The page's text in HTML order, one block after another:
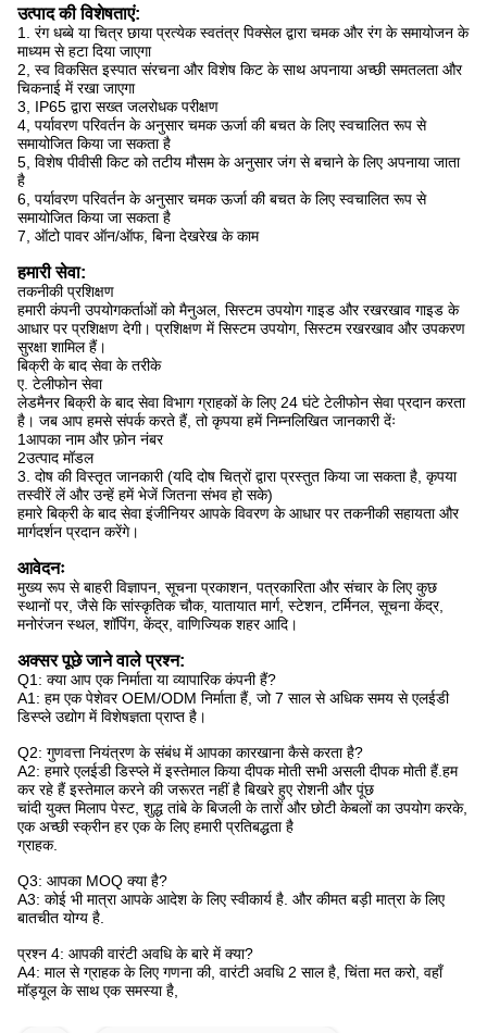
उत्पाद की विशेषताएं:
1. रंग धब्बे या चित्र छाया प्रत्येक स्वतंत्र पिक्सेल द्वारा चमक और रंग के समायोजन के
माध्यम से हटा दिया जाएगा
2, स्व विकसित इस्पात संरचना और विशेष किट के साथ अपनाया अच्छी समतलता और
चिकनाई में रखा जाएगा
3, IP65 द्वारा सख्त जलरोधक परीक्षण
4, पर्यावरण परिवर्तन के अनुसार चमक ऊर्जा की बचत के लिए स्वचालित रूप से
समायोजित किया जा सकता है
5, विशेष पीवीसी किट को तटीय मौसम के अनुसार जंग से बचाने के लिए अपनाया जाता
है
6, पर्यावरण परिवर्तन के अनुसार चमक ऊर्जा की बचत के लिए स्वचालित रूप से
समायोजित किया जा सकता है
7, ऑटो पावर ऑन/ऑफ, बिना देखरेख के काम
हमारी सेवा:
तकनीकी प्रशिक्षण
हमारी कंपनी उपयोगकर्ताओं को मैनुअल, सिस्टम उपयोग गाइड और रखरखाव गाइड के
आधार पर प्रशिक्षण देगी। प्रशिक्षण में सिस्टम उपयोग, सिस्टम रखरखाव और उपकरण
सुरक्षा शामिल हैं।
बिक्री के बाद सेवा के तरीके
ए. टेलीफोन सेवा
लेडमैनर बिक्री के बाद सेवा विभाग ग्राहकों के लिए 24 घंटे टेलीफोन सेवा प्रदान करता
है। जब आप हमसे संपर्क करते हैं, तो कृपया हमें निम्नलिखित जानकारी देंः
1आपका नाम और फ़ोन नंबर
2उत्पाद मॉडल
3. दोष की विस्तृत जानकारी (यदि दोष चित्रों द्वारा प्रस्तुत किया जा सकता है, कृपया
तस्वीरें लें और उन्हें हमें भेजें जितना संभव हो सके)
हमारे बिक्री के बाद सेवा इंजीनियर आपके विवरण के आधार पर तकनीकी सहायता और
मार्गदर्शन प्रदान करेंगे।
आवेदनः
मुख्य रूप से बाहरी विज्ञापन, सूचना प्रकाशन, पत्रकारिता और संचार के लिए कुछ
स्थानों पर, जैसे कि सांस्कृतिक चौक, यातायात मार्ग, स्टेशन, टर्मिनल, सूचना केंद्र,
मनोरंजन स्थल, शॉपिंग, केंद्र, वाणिज्यिक शहर आदि।
अक्सर पूछे जाने वाले प्रश्न:
Q1: क्या आप एक निर्माता या व्यापारिक कंपनी हैं?
A1: हम एक पेशेवर OEM/ODM निर्माता हैं, जो 7 साल से अधिक समय से एलईडी
डिस्प्ले उद्योग में विशेषज्ञता प्राप्त है।
Q2: गुणवत्ता नियंत्रण के संबंध में आपका कारखाना कैसे करता है?
A2: हमारे एलईडी डिस्प्ले में इस्तेमाल किया दीपक मोती सभी असली दीपक मोती हैं.हम
कर रहे हैं इस्तेमाल करने की जरूरत नहीं है बिखरे हुए रोशनी और पूंछ
चांदी युक्त मिलाप पेस्ट, शुद्ध तांबे के बिजली के तारों और छोटी केबलों का उपयोग करके,
एक अच्छी स्क्रीन हर एक के लिए हमारी प्रतिबद्धता है
ग्राहक.
Q3: आपका MOQ क्या है?
A3: कोई भी मात्रा आपके आदेश के लिए स्वीकार्य है. और कीमत बड़ी मात्रा के लिए
बातचीत योग्य है.
प्रश्न 4: आपकी वारंटी अवधि के बारे में क्या?
A4: माल से ग्राहक के लिए गणना की, वारंटी अवधि 2 साल है, चिंता मत करो, वहाँ
मॉड्यूल के साथ एक समस्या है,